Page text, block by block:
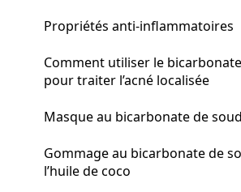
Propriétés anti-inflammatoires
Comment utiliser le
pour traiter l’acné localisée
Masque au bicarbonate de
Gommage au bicarbonate de
l’huile de coco